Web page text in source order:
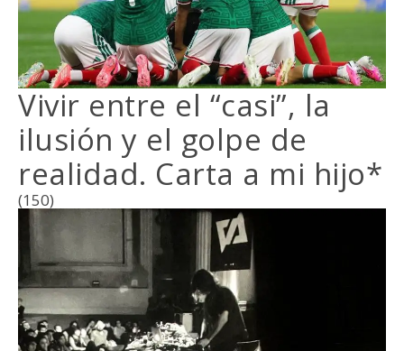
Vivir entre el “casi”, la
ilusión y el golpe de
realidad. Carta a mi hijo*
(150)